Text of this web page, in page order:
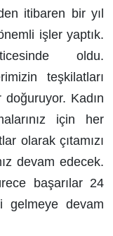
itibaren bir yıl
işler yaptık.
oldu.
teşkilatları
Kadın
için her
olarak çıtamızı
devam edecek.
başarılar 24
gelmeye devam